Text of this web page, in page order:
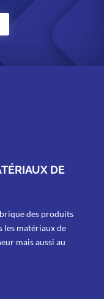
DE
des produits
les matériaux de
mais aussi au